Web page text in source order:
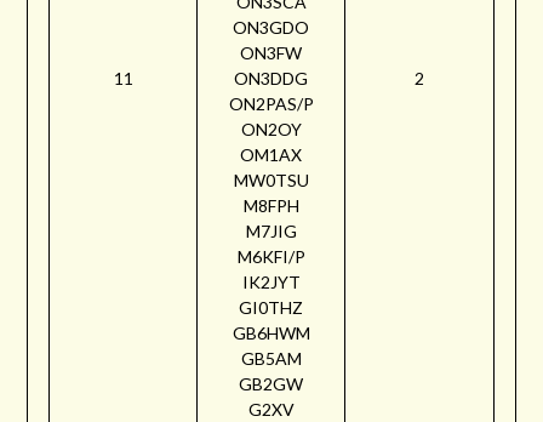
11
ON3GDO
ON3FW
ON3DDG
ON2PAS/P
ON2OY
OM1AX
MW0TSU
M8FPH
M7JIG
M6KFI/P
IK2JYT
GI0THZ
GB6HWM
GB5AM
GB2GW
G2XV
2